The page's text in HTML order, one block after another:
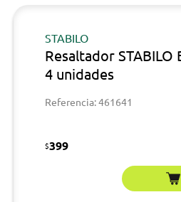
STABILO
Resaltador
4 unidades
Referencia: 461641
$399